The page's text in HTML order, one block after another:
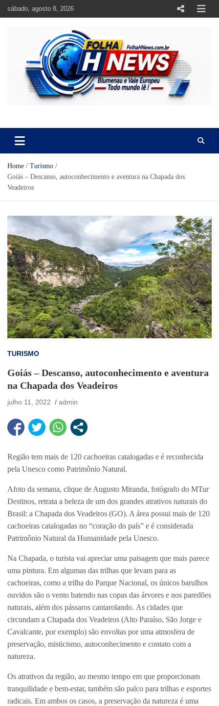
sábado, agosto 8, 2026
Home
Turismo
Goiás – Descanso, autoconhecimento e aventura na Chapada dos
Veadeiros
TURISMO
Goiás – Descanso, autoconhecimento e aventura
na Chapada dos Veadeiros
julho 11, 2022 admin
Região tem mais de 120 cachoeiras catalogadas e é reconhecida
pela Unesco como Patrimônio Natural.
Afoto da semana, clique de Augusto Miranda, fotógrafo do MTur
Destinos, retrata a beleza de um dos grandes atrativos naturais do
Brasil: a Chapada dos Veadeiros (GO). A área possui mais de 120
cachoeiras catalogadas no “coração do país” e é considerada
Patrimônio Natural da Humanidade pela Unesco.
Na Chapada, o turista vai apreciar uma paisagem que mais parece
uma pintura. Em algumas das trilhas que levam para as
cachoeiras, como a trilha do Parque Nacional, os únicos barulhos
ouvidos são o vento batendo nas copas das árvores e nos paredões
naturais, além dos pássaros cantarolando. As cidades que
circundam a Chapada dos Veadeiros (Alto Paraíso, São Jorge e
Cavalcante, por exemplo) são envoltas por uma atmosfera de
preservação, misticismo, autoconhecimento e contato com a
natureza.
Os atrativos da região, ao mesmo tempo em que proporcionam
tranquilidade e bem-estar, também são palco para trilhas e esportes
radicais. Em ambos os casos, a preservação da natureza é uma